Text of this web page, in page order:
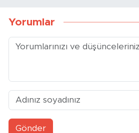
Yorumlar
Gönder